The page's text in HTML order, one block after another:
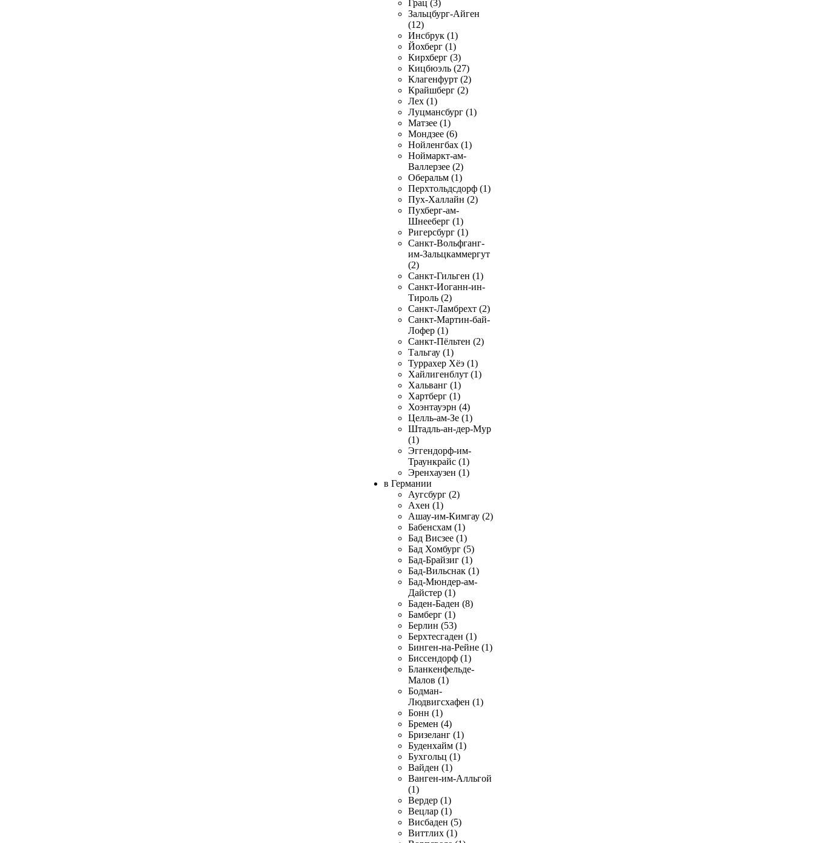
Грац (3)
Зальцбург-Айген
(12)
Инсбрук (1)
Йохберг (1)
Кирхберг (3)
Кицбюэль (27)
Клагенфурт (2)
Крайшберг (2)
Лех (1)
Луцмансбург (1)
Матзее (1)
Мондзее (6)
Нойленгбах (1)
Ноймаркт-ам-
Валлерзее (2)
Оберальм (1)
Перхтольдсдорф (1)
Пух-Халлайн (2)
Пухберг-ам-
Шнееберг (1)
Ригерсбург (1)
Санкт-Вольфганг-
им-Зальцкаммергут
(2)
Санкт-Гильген (1)
Санкт-Иоганн-ин-
Тироль (2)
Санкт-Ламбрехт (2)
Санкт-Мартин-бай-
Лофер (1)
Санкт-Пёльтен (2)
Тальгау (1)
Туррахер Хёэ (1)
Хайлигенблут (1)
Хальванг (1)
Хартберг (1)
Хоэнтауэрн (4)
Целль-ам-Зе (1)
Штадль-ан-дер-Мур
(1)
Эггендорф-им-
Траункрайс (1)
Эренхаузен (1)
в Германии
Аугсбург (2)
Ахен (1)
Ашау-им-Кимгау (2)
Бабенсхам (1)
Бад Висзее (1)
Бад Хомбург (5)
Бад-Брайзиг (1)
Бад-Вильснак (1)
Бад-Мюндер-ам-
Дайстер (1)
Баден-Баден (8)
Бамберг (1)
Берлин (53)
Берхтесгаден (1)
Бинген-на-Рейне (1)
Биссендорф (1)
Бланкенфельде-
Малов (1)
Бодман-
Людвигсхафен (1)
Бонн (1)
Бремен (4)
Бризеланг (1)
Буденхайм (1)
Бухгольц (1)
Вайден (1)
Ванген-им-Алльгой
(1)
Вердер (1)
Вецлар (1)
Висбаден (5)
Виттлих (1)